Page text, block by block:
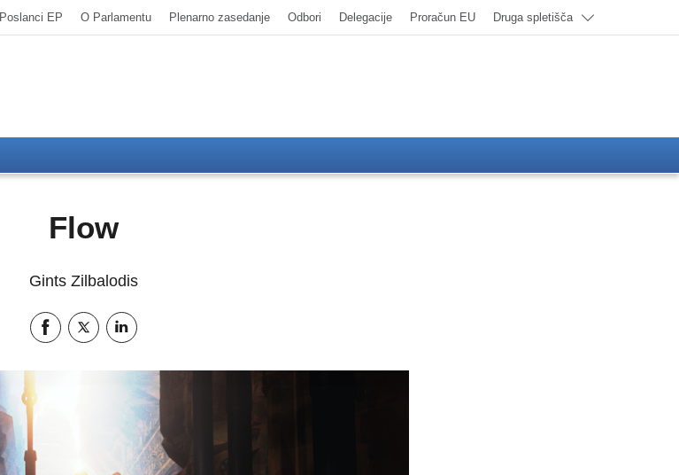
Poslanci EP O Parlamentu Plenarno zasedanje Odbori Delegacije Proračun EU Druga spletišča
Flow
Gints Zilbalodis
Share this page on Facebook
Share this page on Twitter
Share this page on LinkedIn